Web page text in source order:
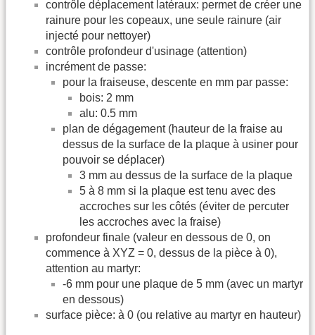
contrôle déplacement latéraux: permet de créer une
rainure pour les copeaux, une seule rainure (air
injecté pour nettoyer)
contrôle profondeur d'usinage (attention)
incrément de passe:
pour la fraiseuse, descente en mm par passe:
bois: 2 mm
alu: 0.5 mm
plan de dégagement (hauteur de la fraise au
dessus de la surface de la plaque à usiner pour
pouvoir se déplacer)
3 mm au dessus de la surface de la plaque
5 à 8 mm si la plaque est tenu avec des
accroches sur les côtés (éviter de percuter
les accroches avec la fraise)
profondeur finale (valeur en dessous de 0, on
commence à XYZ = 0, dessus de la pièce à 0),
attention au martyr:
-6 mm pour une plaque de 5 mm (avec un martyr
en dessous)
surface pièce: à 0 (ou relative au martyr en hauteur)